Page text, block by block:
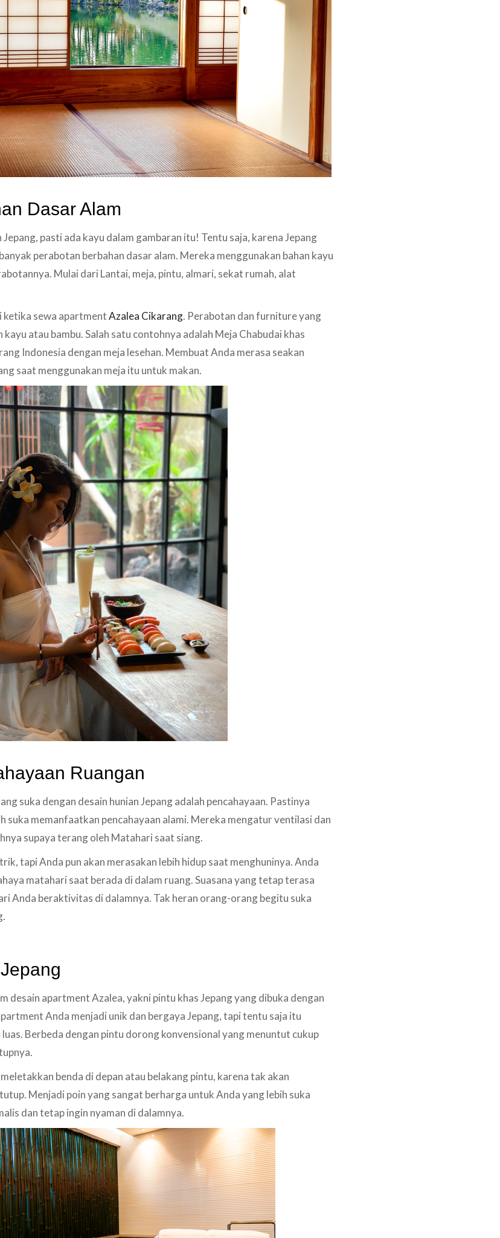
Dasar Alam
pasti ada kayu dalam gambaran itu! Tentu saja, karena Jepang
perabotan berbahan dasar alam. Mereka menggunakan bahan kayu
Mulai dari Lantai, meja, pintu, almari, sekat rumah, alat
ketika sewa apartmentAzalea Cikarang. Perabotan dan furniture yang
atau bambu. Salah satu contohnya adalah Meja Chabudai khas
Indonesia dengan meja lesehan. Membuat Anda merasa seakan
saat menggunakan meja itu untuk makan.
Ruangan
suka dengan desain hunian Jepang adalah pencahayaan. Pastinya
suka memanfaatkan pencahayaan alami. Mereka mengatur ventilasi dan
supaya terang oleh Matahari saat siang.
tapi Anda pun akan merasakan lebih hidup saat menghuninya. Anda
matahari saat berada di dalam ruang. Suasana yang tetap terasa
Anda beraktivitas di dalamnya. Tak heran orang-orang begitu suka
desain apartment Azalea, yakni pintu khas Jepang yang dibuka dengan
Anda menjadi unik dan bergaya Jepang, tapi tentu saja itu
Berbeda dengan pintu dorong konvensional yang menuntut cukup
benda di depan atau belakang pintu, karena tak akan
Menjadi poin yang sangat berharga untuk Anda yang lebih suka
dan tetap ingin nyaman di dalamnya.